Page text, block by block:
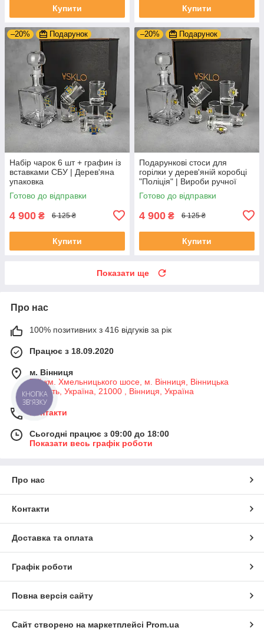
Купити Купити
–20% Подарунок
Набір чарок 6 шт + графин із
вставками СБУ | Дерев'яна
упаковка
Готово до відправки
4 900 ₴ 6 125 ₴
Купити
–20% Подарунок
Подарункові стоси для
горілки у дерев'яній коробці
"Поліція" | Вироби ручної
роботи
Готово до відправки
4 900 ₴ 6 125 ₴
Купити
Показати ще
Про нас
100% позитивних з 416 відгуків за рік
Працює з 18.09.2020
м. Вінниця
7-й км. Хмельницького шосе, м. Вінниця, Вінницька
область, Україна, 21000 , Вінниця, Україна
Контакти
Сьогодні працює з 09:00 до 18:00
Показати весь графік роботи
Про нас
Контакти
Доставка та оплата
Графік роботи
Повна версія сайту
Сайт створено на маркетплейсі Prom.ua
КНОПКА
ЗВ'ЯЗКУ